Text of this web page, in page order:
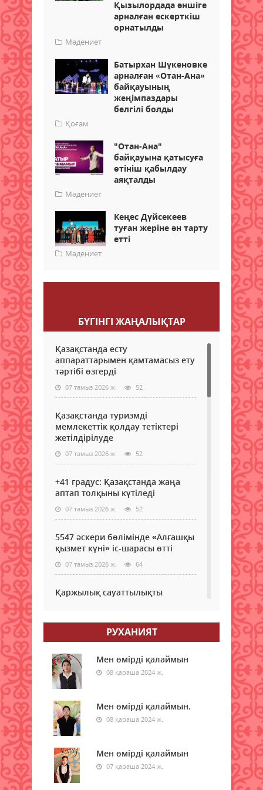
Қызылордада әншіге
арналған ескерткіш
орнатылды
Мәдениет
Батырхан Шүкеновке
арналған «Отан-Ана»
байқауының
жеңімпаздары
белгілі болды
Қоғам
"Отан-Ана"
байқауына қатысуға
өтініш қабылдау
аяқталды
Мәдениет
Кеңес Дүйсекеев
туған жеріне ән тарту
етті
Мәдениет
БҮГІНГI ЖАҢАЛЫҚТАР
Қазақстанда есту
аппараттарымен қамтамасыз ету
тәртібі өзгерді
07 тамыз 2026 ж. 52
Қазақстанда туризмді
мемлекеттік қолдау тетіктері
жетілдірілуде
07 тамыз 2026 ж. 52
+41 градус: Қазақстанда жаңа
аптап толқыны күтіледі
07 тамыз 2026 ж. 52
5547 әскери бөлімінде «Алғашқы
қызмет күні» іс-шарасы өтті
07 тамыз 2026 ж. 64
Қаржылық сауаттылықты
07 тамыз 2026 ж. 55
Ауыл шаруашылығы – өңір
экономикасының негізгі тірегі
07 тамыз 2026 ж.
Бүгін шетел валютасы қанша
теңгеден саудаланып жатыр
Бүгін бірнеше қалада ауа сапасы
төмендейді
РУХАНИЯТ
Мен өмірді қалаймын
08 қараша 2024 ж.
Мен өмірді қалаймын.
08 қараша 2024 ж.
Мен өмірді қалаймын
07 қараша 2024 ж.